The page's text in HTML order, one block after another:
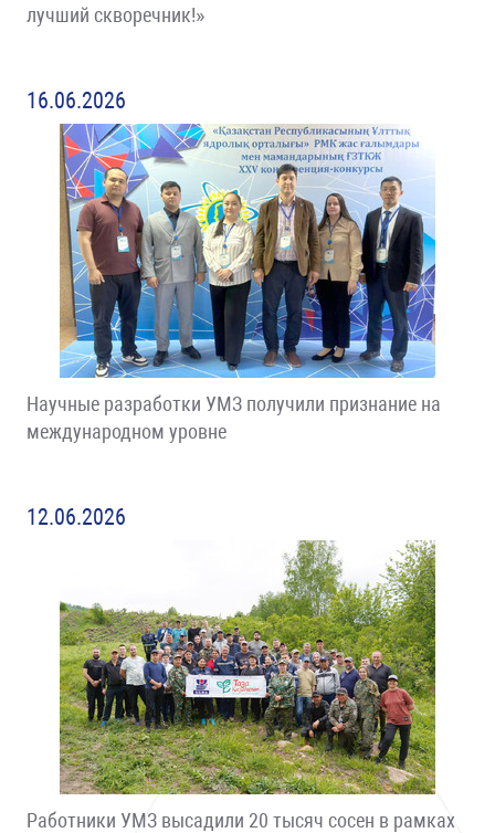
лучший скворечник!»
16.06.2026
Научные разработки УМЗ получили признание на
международном уровне
12.06.2026
Работники УМЗ высадили 20 тысяч сосен в рамках